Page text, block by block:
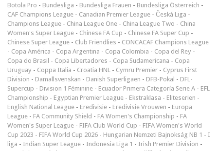
Botola Pro - Bundesliga - Bundesliga Frauen - Bundesliga Österreich -
CAF Champions League - Canadian Premier League - Česká Liga -
Champions League - China League One - China League Two - China
Women's Super League - Chinese FA Cup - Chinese FA Super Cup -
Chinese Super League - Club Friendlies - CONCACAF Champions League
- Copa América - Copa Argentina - Copa Colombia - Copa del Rey -
Copa do Brasil - Copa Libertadores - Copa Sudamericana - Copa
Uruguay - Coppa Italia - Croatia HNL - Cymru Premier - Cyprus First
Division - Damallsvenskan - Danish Superligaen - DFB-Pokal - DFL-
Supercup - Division 1 Féminine - Ecuador Primera Categoría Serie A - EFL
Championship - Egyptian Premier League - Ekstraklasa - Eliteserien -
English National League - Eredivisie - Eredivisie Vrouwen - Europa
League - FA Community Shield - FA Women's Championship - FA
Women's Super League - FIFA Club World Cup - FIFA Women's World
Cup 2023 - FIFA World Cup 2026 - Hungarian Nemzeti Bajnokság NB 1 - I
liga - Indian Super League - Indonesia Liga 1 - Irish Premier Division -